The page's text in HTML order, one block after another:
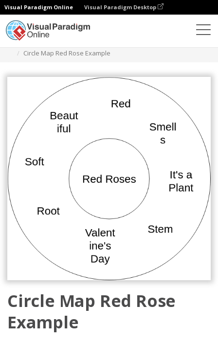
Visual Paradigm Online Visual Paradigm Desktop
Circle Map Red Rose Example
Circle Map Red Rose
Example